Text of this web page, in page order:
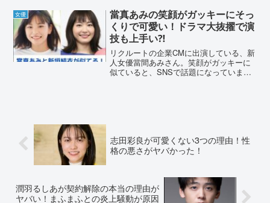
エピソードやSNSの交流まとめ！女優、
高畑充希さんの交友関...
女優
當真あみの笑顔がガッキーにそっ
くりで可愛い！ドラマ大抜擢で演
技も上手い⁈
リクルートの企業CMに出演している、新
人女優當間あみさん。笑顔がガッキーに
似ていると、SNSで話題になっていま
志田彩良が可愛くない3つの理由！性
格の悪さがヤバかった！
潤羽るしあが契約解除の本当の理由が
ヤバい！まふまふとの炎上騒動が原因